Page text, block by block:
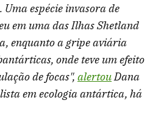
Uma espécie invasora de
em uma das Ilhas Shetland
enquanto a gripe aviária
onde teve um efeito
de focas", alertouDana
em ecologia antártica, há